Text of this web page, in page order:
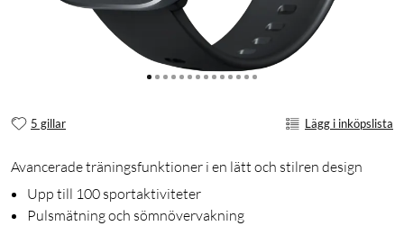
5 gillar Lägg i inköpslista
Avancerade träningsfunktioner i en lätt och stilren design
Upp till 100 sportaktiviteter
Pulsmätning och sömnövervakning